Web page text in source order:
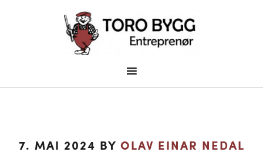
7. MAI 2024 BY OLAV EINAR NEDAL